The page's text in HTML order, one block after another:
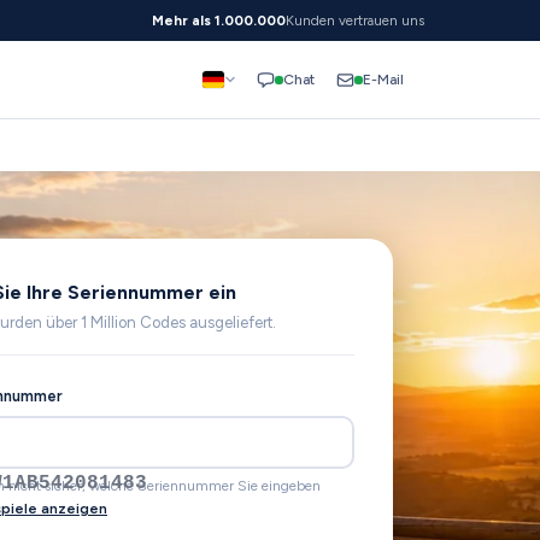
Mehr als 1.000.000Kunden vertrauen uns
Chat E-Mail
Ihre Seriennummer ein
über 1 Million Codes ausgeliefert.
nicht sicher, welche Seriennummer Sie eingeben
anzeigen